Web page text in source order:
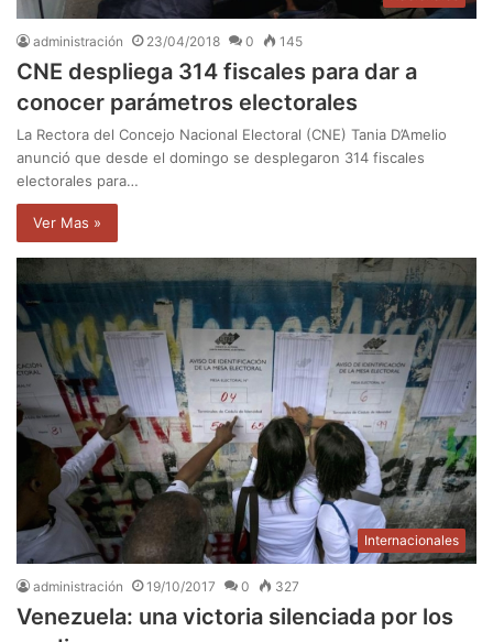
administración 23/04/2018 0 145
CNE despliega 314 fiscales para dar a
conocer parámetros electorales
La Rectora del Concejo Nacional Electoral (CNE) Tania D’Amelio
anunció que desde el domingo se desplegaron 314 fiscales
electorales para…
Ver Mas »
Internacionales
administración 19/10/2017 0 327
Venezuela: una victoria silenciada por los